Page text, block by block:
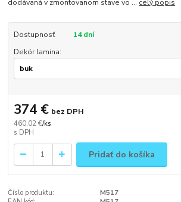
dodávaná v zmontovanom stave vo ... celý popis
Dostupnosť
14 dní
Dekór lamina:
460,02 €/ks
374 € bez DPH
Pridať do košíka
Číslo produktu:
M517